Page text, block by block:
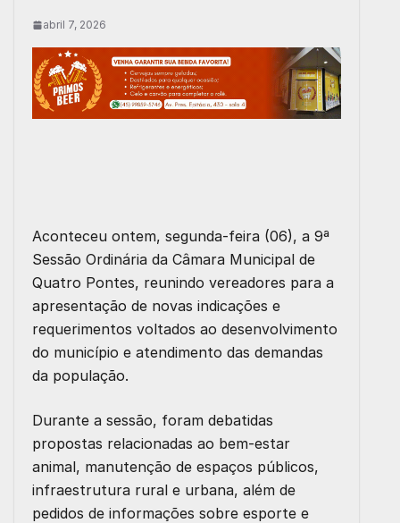
abril 7, 2026
Aconteceu ontem, segunda-feira (06), a 9ª
Sessão Ordinária da Câmara Municipal de
Quatro Pontes, reunindo vereadores para a
apresentação de novas indicações e
requerimentos voltados ao desenvolvimento
do município e atendimento das demandas
da população.
Durante a sessão, foram debatidas
propostas relacionadas ao bem-estar
animal, manutenção de espaços públicos,
infraestrutura rural e urbana, além de
pedidos de informações sobre esporte e